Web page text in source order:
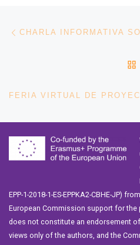
Navegación de
EPP-1-2018-1-ES-EPPKA2-CBHE-JP)
European Commission support for
does not constitute an endorsement
views only of the authors, and the